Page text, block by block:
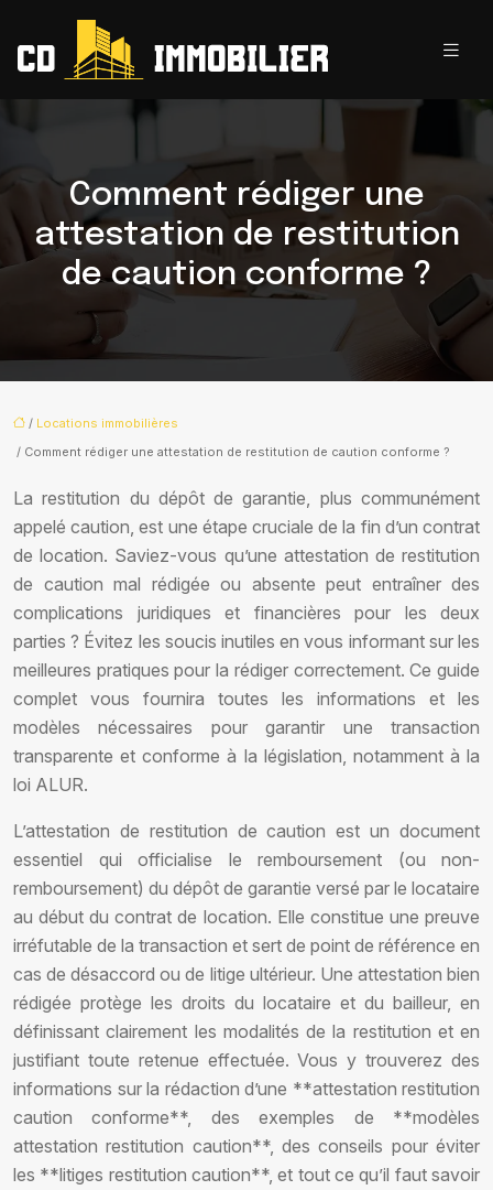
Comment rédiger une
attestation de restitution
de caution conforme ?
/ Locations immobilières
/ Comment rédiger une attestation de restitution de caution conforme ?
La restitution du dépôt de garantie, plus communément
appelé caution, est une étape cruciale de la fin d’un contrat
de location. Saviez-vous qu’une attestation de restitution
de caution mal rédigée ou absente peut entraîner des
complications juridiques et financières pour les deux
parties ? Évitez les soucis inutiles en vous informant sur les
meilleures pratiques pour la rédiger correctement. Ce guide
complet vous fournira toutes les informations et les
modèles nécessaires pour garantir une transaction
transparente et conforme à la législation, notamment à la
loi ALUR.
L’attestation de restitution de caution est un document
essentiel qui officialise le remboursement (ou non-
remboursement) du dépôt de garantie versé par le locataire
au début du contrat de location. Elle constitue une preuve
irréfutable de la transaction et sert de point de référence en
cas de désaccord ou de litige ultérieur. Une attestation bien
rédigée protège les droits du locataire et du bailleur, en
définissant clairement les modalités de la restitution et en
justifiant toute retenue effectuée. Vous y trouverez des
informations sur la rédaction d’une **attestation restitution
caution conforme**, des exemples de **modèles
attestation restitution caution**, des conseils pour éviter
les **litiges restitution caution**, et tout ce qu’il faut savoir